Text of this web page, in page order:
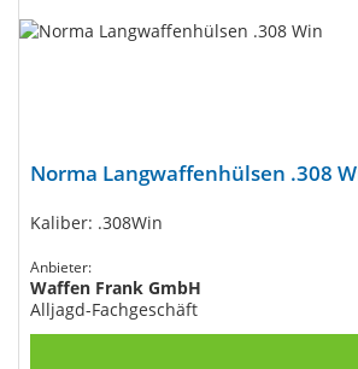
Norma Langwaffenhülsen .308
Kaliber: .308Win
Anbieter:
Waffen Frank GmbH
Alljagd-Fachgeschäft